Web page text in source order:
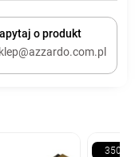
o produkt
350W